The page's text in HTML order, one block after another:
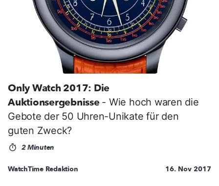
Only Watch 2017: Die
Auktionsergebnisse - Wie hoch waren die
Gebote der 50 Uhren-Unikate für den
guten Zweck?
2 Minuten
WatchTime Redaktion 16. Nov 2017